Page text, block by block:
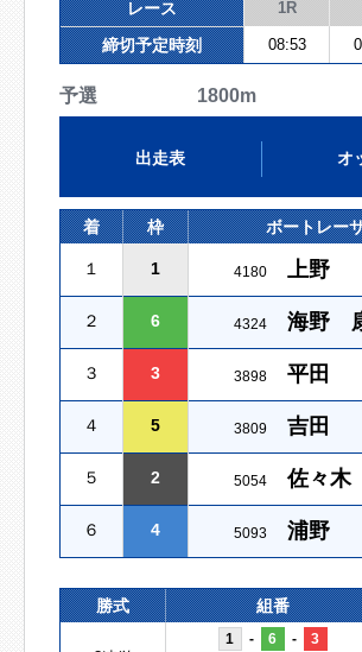
レース 1R
締切予定時刻 08:53
予選 1800m
出走表 オ
着 枠 ボートレー
１ 1 4180 上野
２ 6 4324 海野
３ 3 3898 平田
４ 5 3809 吉
５ 2 5054 佐々
６ 4 5093 浦
勝式 組番
1 - 6 - 3